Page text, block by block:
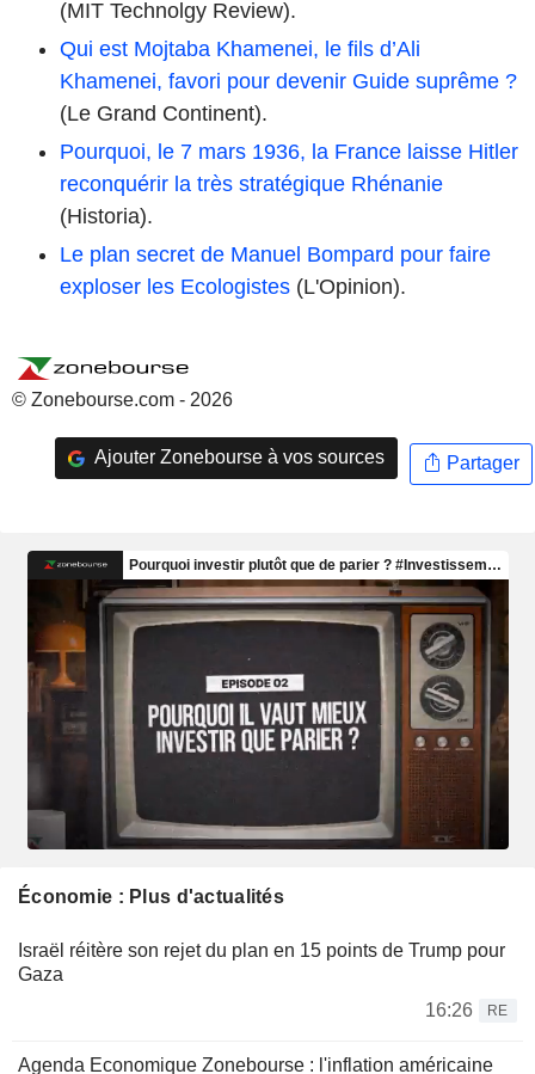
(MIT Technolgy Review).
Qui est Mojtaba Khamenei, le fils d’Ali
Khamenei, favori pour devenir Guide suprême ?
(Le Grand Continent).
Pourquoi, le 7 mars 1936, la France laisse Hitler
reconquérir la très stratégique Rhénanie
(Historia).
Le plan secret de Manuel Bompard pour faire
exploser les Ecologistes (L'Opinion).
© Zonebourse.com - 2026
Ajouter Zonebourse à vos sources Partager
Économie : Plus d'actualités
Israël réitère son rejet du plan en 15 points de Trump pour
Gaza
16:26
RE
Agenda Economique Zonebourse : l'inflation américaine